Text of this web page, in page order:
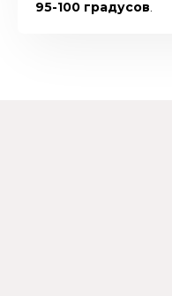
95-100 градусов.